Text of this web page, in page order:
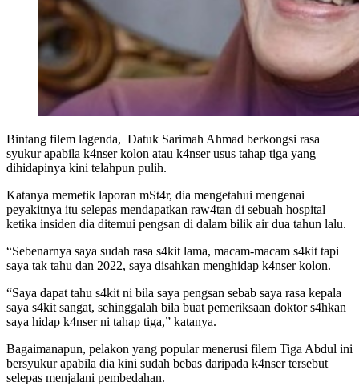
Bintang filem lagenda, Datuk Sarimah Ahmad berkongsi rasa
syukur apabila k4nser kolon atau k4nser usus tahap tiga yang
dihidapinya kini telahpun pulih.
Katanya memetik laporan mSt4r, dia mengetahui mengenai
peyakitnya itu selepas mendapatkan raw4tan di sebuah hospital
ketika insiden dia ditemui pengsan di dalam bilik air dua tahun lalu.
“Sebenarnya saya sudah rasa s4kit lama, macam-macam s4kit tapi
saya tak tahu dan 2022, saya disahkan menghidap k4nser kolon.
“Saya dapat tahu s4kit ni bila saya pengsan sebab saya rasa kepala
saya s4kit sangat, sehinggalah bila buat pemeriksaan doktor s4hkan
saya hidap k4nser ni tahap tiga,” katanya.
Bagaimanapun, pelakon yang popular menerusi filem Tiga Abdul ini
bersyukur apabila dia kini sudah bebas daripada k4nser tersebut
selepas menjalani pembedahan.